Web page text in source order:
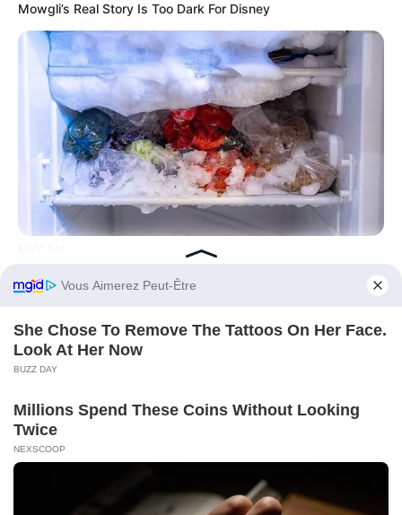
Mowgli’s Real Story Is Too Dark For Disney
Before You Go